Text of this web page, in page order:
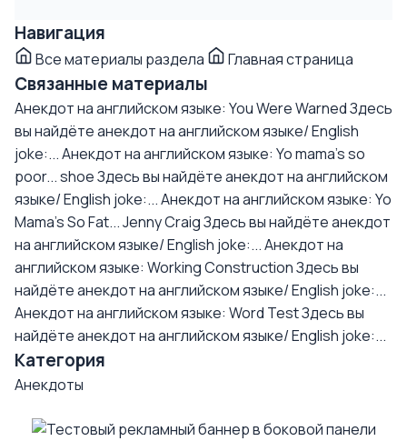
Навигация
Все материалы раздела Главная страница
Связанные материалы
Анекдот на английском языке: You Were WarnedЗдесь
вы найдёте анекдот на английском языке/ English
joke:...Анекдот на английском языке: Yo mama's so
poor... shoeЗдесь вы найдёте анекдот на английском
языке/ English joke:...Анекдот на английском языке: Yo
Mama's So Fat... Jenny CraigЗдесь вы найдёте анекдот
на английском языке/ English joke:...Анекдот на
английском языке: Working ConstructionЗдесь вы
найдёте анекдот на английском языке/ English joke:...
Анекдот на английском языке: Word TestЗдесь вы
найдёте анекдот на английском языке/ English joke:...
Категория
Анекдоты